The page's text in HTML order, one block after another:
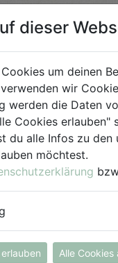
Bio-
für
dieser
um deinen
wir
werden die Daten
Cookies erlauben"
du alle Infos zu den
möchtest.
Alle Cookies